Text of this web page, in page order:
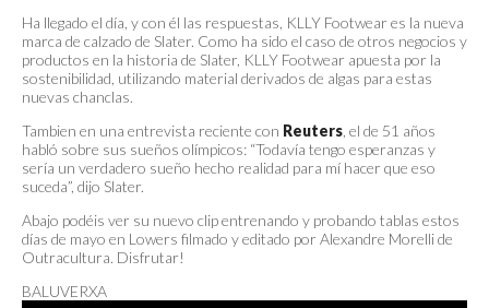
Ha llegado el día, y con él las respuestas, KLLY Footwear es la nueva
marca de calzado de Slater. Como ha sido el caso de otros negocios y
productos en la historia de Slater, KLLY Footwear apuesta por la
sostenibilidad, utilizando material derivados de algas para estas
nuevas chanclas.
Tambien en una entrevista reciente con Reuters , el de 51 años
habló sobre sus sueños olímpicos: “Todavía tengo esperanzas y
sería un verdadero sueño hecho realidad para mí hacer que eso
suceda”, dijo Slater.
Abajo podéis ver su nuevo clip entrenando y probando tablas estos
días de mayo en Lowers filmado y editado por Alexandre Morelli de
Outracultura. Disfrutar!
BALUVERXA